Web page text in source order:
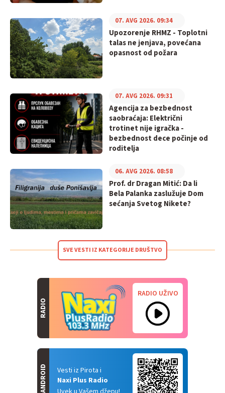
Upozorenje RHMZ - Toplotni
talas ne jenjava, povećana
opasnost od požara
07. AVG 2026. 09:34
Agencija za bezbednost
saobraćaja: Električni
trotinet nije igračka -
bezbednost dece počinje od
roditelja
07. AVG 2026. 09:31
Prof. dr Dragan Mitić: Da li
Bela Palanka zaslužuje Dom
sećanja Svetog Nikete?
06. AVG 2026. 08:58
SVE VESTI IZ KATEGORIJE DRUŠTVO
RADIO
RADIO UŽIVO
Vesti iz Pirota i
Naxi Plus Radio
ANDROID